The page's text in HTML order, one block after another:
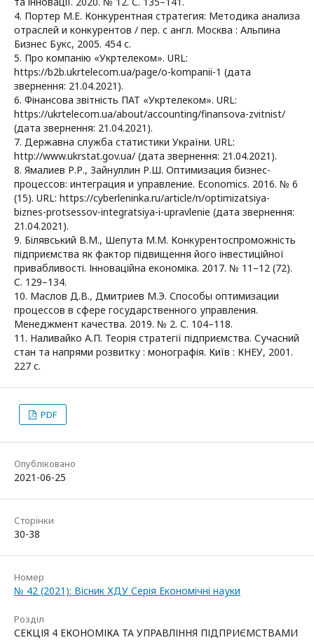
4. Портер М.Е. Конкурентная стратегия: Методика анализа
отраслей и конкурентов / пер. с англ. Москва : Альпина
Бизнес Букс, 2005. 454 с.
5. Про компанію «Укртелеком». URL:
https://b2b.ukrtelecom.ua/page/o-kompanii-1 (дата
звернення: 21.04.2021).
6. Фінансова звітність ПАТ «Укртелеком». URL:
https://ukrtelecom.ua/about/accounting/finansova-zvitnist/
(дата звернення: 21.04.2021).
7. Державна служба статистики України. URL:
http://www.ukrstat.gov.ua/ (дата звернення: 21.04.2021).
8. Ямалиев Р.Р., Зайнуллин Р.Ш. Оптимизация бизнес-
процессов: интеграция и управление. Economics. 2016. № 6
(15). URL: https://cyberleninka.ru/article/n/optimizatsiya-
biznes-protsessov-integratsiya-i-upravlenie (дата звернення:
21.04.2021).
9. Білявський В.М., Шепута М.М. Конкурентоспроможність
підприємства як фактор підвищення його інвестиційної
привабливості. Інноваційна економіка. 2017. № 11–12 (72).
С. 129–134.
10. Маслов Д.В., Дмитриев М.Э. Способы оптимизации
процессов в сфере государственного управления.
Менеджмент качества. 2019. № 2. С. 104–118.
11. Наливайко А.П. Теорія стратегії підприємства. Сучасний
стан та напрями розвитку : монографія. Київ : КНЕУ, 2001.
227 с.
PDF
Опубліковано
2021-06-25
Сторінки
30-38
Номер
№ 42 (2021): Вісник ХДУ Серія Економічні науки
Розділ
СЕКЦІЯ 4 ЕКОНОМІКА ТА УПРАВЛІННЯ ПІДПРИЄМСТВАМИ